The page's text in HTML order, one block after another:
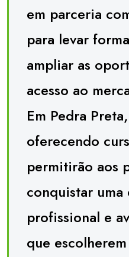
em parceria
para levar
ampliar as
acesso ao
Em Pedra
oferecendo
permitirão aos
conquistar
profissional e
que